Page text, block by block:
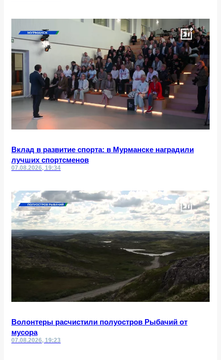
Вклад в развитие спорта: в Мурманске наградили
лучших спортсменов
07.08.2026, 19:34
Волонтеры расчистили полуостров Рыбачий от
мусора
07.08.2026, 19:23